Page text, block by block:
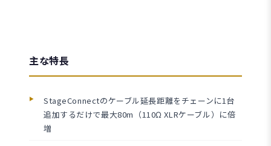
主な特長
StageConnectのケーブル延長距離をチェーンに1台
追加するだけで最大80m（110Ω XLRケーブル）に倍
増